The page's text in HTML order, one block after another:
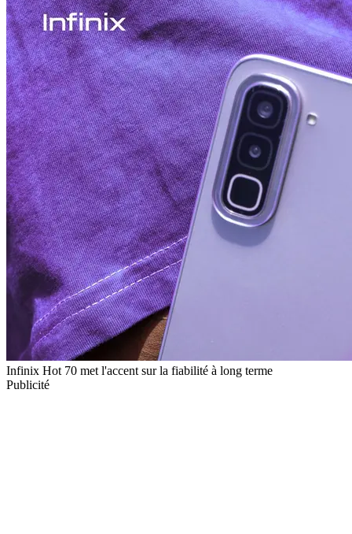
Infinix Hot 70 met l'accent sur la fiabilité à long terme
Publicité